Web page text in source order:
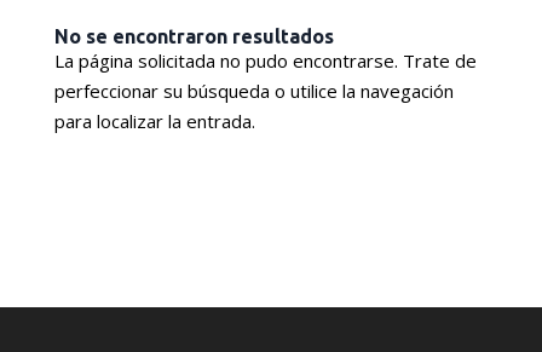
No se encontraron resultados
La página solicitada no pudo encontrarse. Trate de
perfeccionar su búsqueda o utilice la navegación
para localizar la entrada.